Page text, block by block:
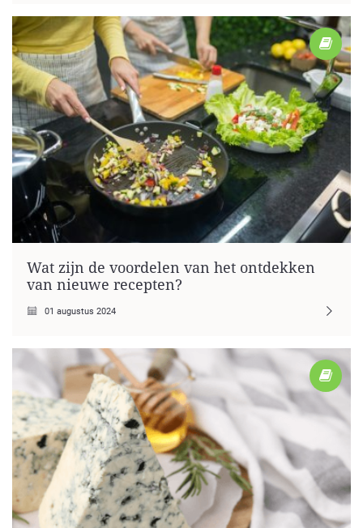
Wat zijn de voordelen van het ontdekken
van nieuwe recepten?
01 augustus 2024